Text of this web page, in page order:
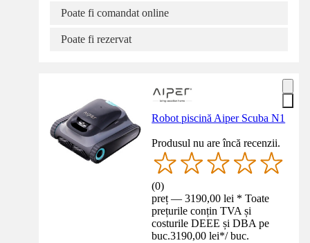
Poate fi comandat online
Poate fi rezervat
Robot piscină Aiper Scuba N1
Produsul nu are încă recenzii.
(0)
preț — 3190,00 lei * Toate
prețurile conțin TVA și
costurile DEEE și DBA pe
buc.3190,00 lei*/ buc.